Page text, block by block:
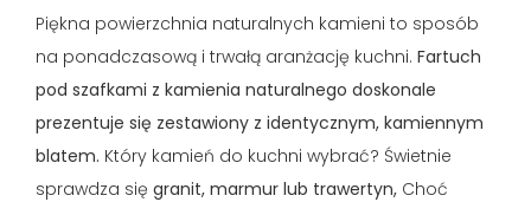
Piękna powierzchnia naturalnych kamieni to sposób
na ponadczasową i trwałą aranżację kuchni. Fartuch
pod szafkami z kamienia naturalnego doskonale
prezentuje się zestawiony z identycznym, kamiennym
blatem. Który kamień do kuchni wybrać? Świetnie
sprawdza się granit, marmur lub trawertyn, Choć